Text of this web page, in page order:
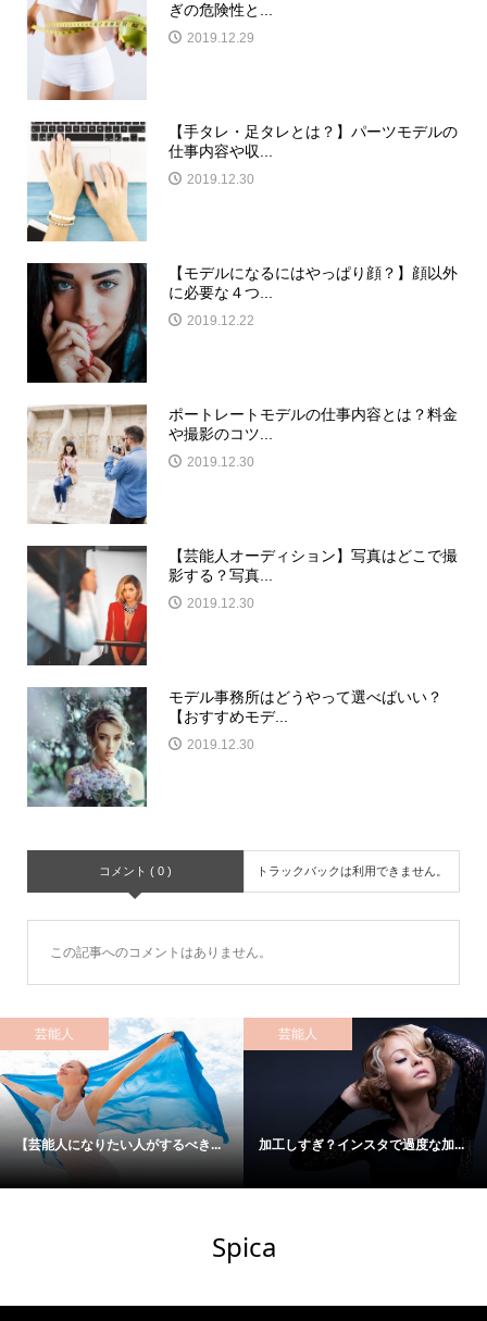
ぎの危険性と...
2019.12.29
【手タレ・足タレとは？】パーツモデルの
仕事内容や収...
2019.12.30
【モデルになるにはやっぱり顔？】顔以外
に必要な４つ...
2019.12.22
ポートレートモデルの仕事内容とは？料金
や撮影のコツ...
2019.12.30
【芸能人オーディション】写真はどこで撮
影する？写真...
2019.12.30
モデル事務所はどうやって選べばいい？
【おすすめモデ...
2019.12.30
コメント ( 0 ) トラックバックは利用できません。
この記事へのコメントはありません。
芸能人
【芸能人になりたい人がするべき...
芸能人
加工しすぎ？インスタで過度な加...
Spica